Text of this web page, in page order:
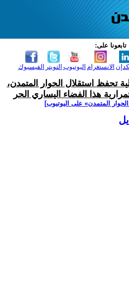
تابعونا على:
الفيسبوك التويتر اليوتيوب الانستغرام
تحفظ استقلال الحوار المتمدن،
هذا الفضاء اليساري الحر
المتمدن» على اليوتيوب]